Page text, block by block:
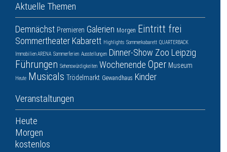
Aktuelle Themen
Demnächst Premieren Galerien Morgen Eintritt frei
Sommertheater Kabarett Highlights Sommerkabarett QUARTERBACK
Immobilien ARENA Sommerferien Ausstellungen Dinner-Show Zoo Leipzig
Führungen Sehenswürdigkeiten Wochenende Oper Museum
Heute Musicals Trödelmarkt Gewandhaus Kinder
Veranstaltungen
Heute
Morgen
kostenlos